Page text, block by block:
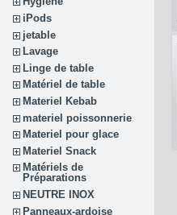
iPods
jetable
Lavage
Linge de table
Matériel de table
Materiel Kebab
materiel poissonnerie
Materiel pour glace
Materiel Snack
Matériels de
Préparations
NEUTRE INOX
Panneaux-ardoise